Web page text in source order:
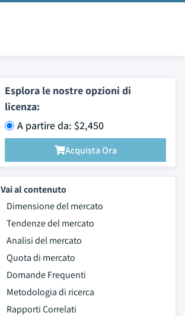
Esplora le nostre opzioni di
licenza:
A partire da: $2,450
Acquista Ora
Vai al contenuto
Dimensione del mercato
Tendenze del mercato
Analisi del mercato
Quota di mercato
Domande Frequenti
Metodologia di ricerca
Rapporti Correlati